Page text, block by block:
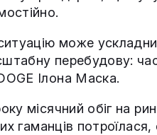
може
перебудову:
Ілона Маска.
місячний обіг на
гаманців